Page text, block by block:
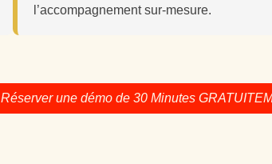
l’accompagnement sur-mesure.
Réserver une démo de 30 Minutes